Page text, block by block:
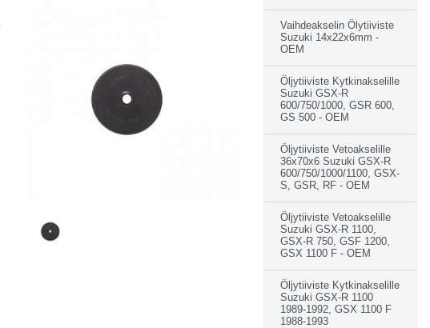
Vaihdeakselin Ölytiiviste
Suzuki 14x22x6mm -
OEM
Öljytiiviste Kytkinakselille
Suzuki GSX-R
600/750/1000, GSR 600,
GS 500 - OEM
Öljytiiviste Vetoakselille
36x70x6 Suzuki GSX-R
600/750/1000/1100, GSX-
S, GSR, RF - OEM
Öljytiiviste Vetoakselille
Suzuki GSX-R 1100,
GSX-R 750, GSF 1200,
GSX 1100 F - OEM
Öljytiiviste Kytkinakselille
Suzuki GSX-R 1100
1989-1992, GSX 1100 F
1988-1993